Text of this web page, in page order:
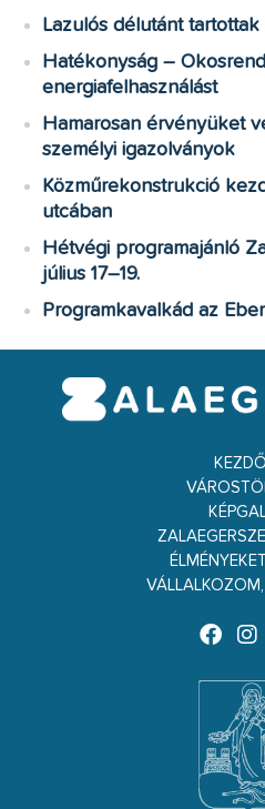
Lazulós délutánt
Hatékonyság –
energiafelhasználást
Hamarosan érvényüket
személyi igazolványok
Közműrekonstrukció
utcában
Hétvégi programajánló
július 17–19.
Programkavalkád az
VÁLLALKOZOM,